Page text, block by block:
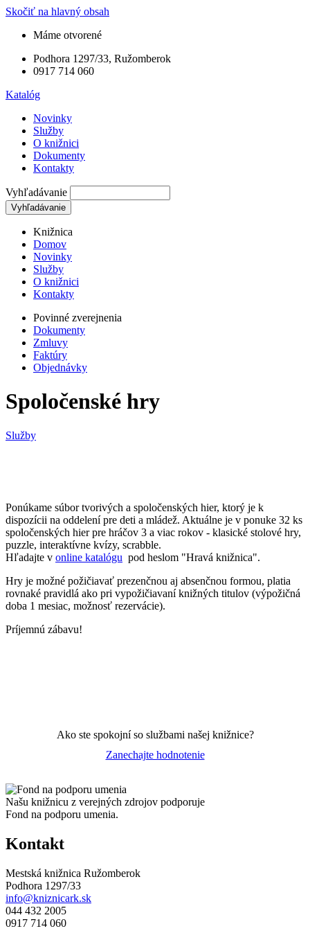
Skočiť na hlavný obsah
Máme otvorené
Podhora 1297/33, Ružomberok
0917 714 060
Katalóg
Novinky
Služby
O knižnici
Dokumenty
Kontakty
Vyhľadávanie
Knižnica
Domov
Novinky
Služby
O knižnici
Kontakty
Povinné zverejnenia
Dokumenty
Zmluvy
Faktúry
Objednávky
Spoločenské hry
Služby
Ponúkame súbor tvorivých a spoločenských hier, ktorý je k
dispozícii na oddelení pre deti a mládež. Aktuálne je v ponuke 32 ks
spoločenských hier pre hráčov 3 a viac rokov - klasické stolové hry,
puzzle, interaktívne kvízy, scrabble.
Hľadajte v online katalógu pod heslom "Hravá knižnica".
Hry je možné požičiavať prezenčnou aj absenčnou formou, platia
rovnaké pravidlá ako pri vypožičiavaní knižných titulov (výpožičná
doba 1 mesiac, možnosť rezervácie).
Príjemnú zábavu!
Ako ste spokojní so službami našej knižnice?
Zanechajte hodnotenie
Našu knižnicu z verejných zdrojov podporuje
Fond na podporu umenia.
Kontakt
Mestská knižnica Ružomberok
Podhora 1297/33
info@kniznicark.sk
044 432 2005
0917 714 060